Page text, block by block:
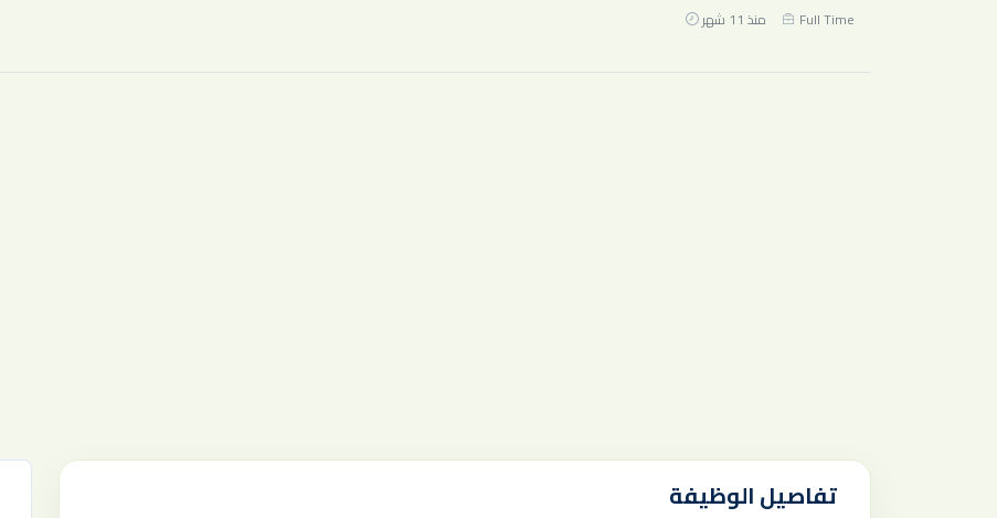
Full Time منذ 11 شهر
تفاصيل الوظيفة